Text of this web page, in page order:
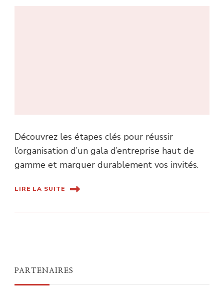
Découvrez les étapes clés pour réussir
l’organisation d’un gala d’entreprise haut de
gamme et marquer durablement vos invités.
LIRE LA SUITE
PARTENAIRES